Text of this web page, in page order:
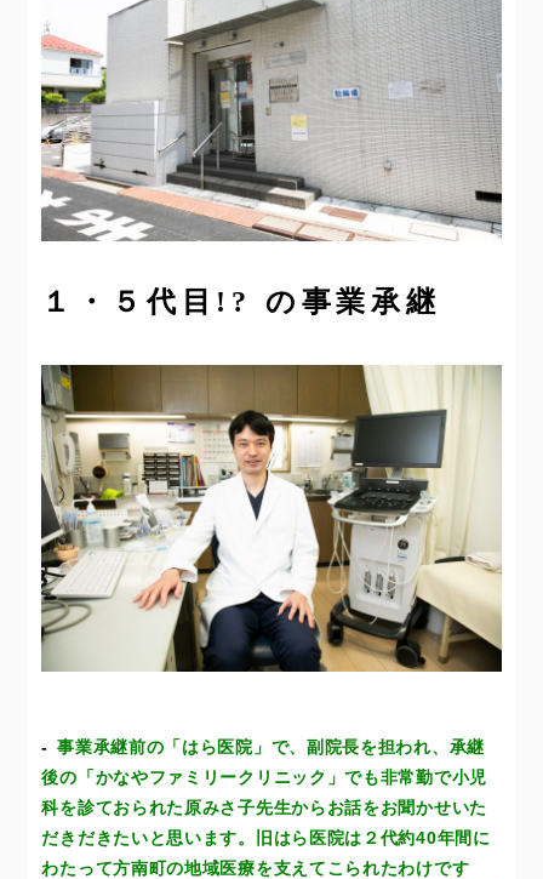
１・５代目!? の事業承継
事業承継前の「はら医院」で、副院長を担われ、承継
後の「かなやファミリークリニック」でも非常勤で小児
科を診ておられた原みさ子先生からお話をお聞かせいた
だきだきたいと思います。旧はら医院は２代約40年間に
わたって方南町の地域医療を支えてこられたわけです